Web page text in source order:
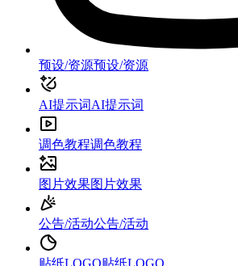
预设/资源预设/资源
AI提示词AI提示词
调色教程调色教程
图片效果图片效果
公告/活动公告/活动
贴纸LOGO贴纸LOGO